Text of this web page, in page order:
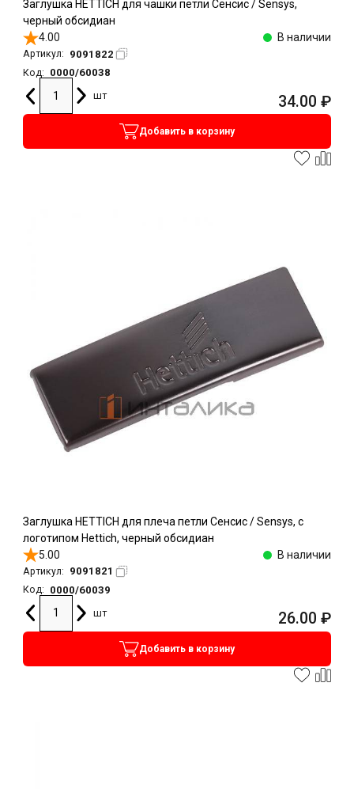
Заглушка HETTICH для чашки петли Сенсис / Sensys,
черный обсидиан
4.00
В наличии
Артикул: 9091822
Код:
0000/60038
шт
34.00 ₽
Добавить в корзину
Заглушка HETTICH для плеча петли Сенсис / Sensys, с
логотипом Hettich, черный обсидиан
5.00
В наличии
Артикул: 9091821
Код:
0000/60039
шт
26.00 ₽
Добавить в корзину